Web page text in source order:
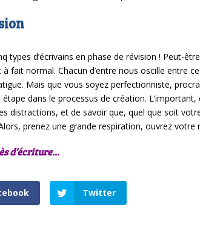
types d’écrivains en phase de révision ! Peut-
à fait normal. Chacun d’entre nous oscille entre
Mais que vous soyez perfectionniste,
étape dans le processus de création.
distractions, et de savoir que, quel que soit
prenez une grande respiration, ouvrez
d’écriture…
Twitter